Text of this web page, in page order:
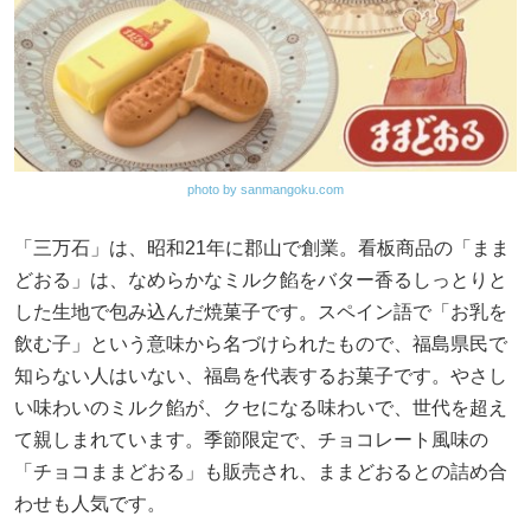
photo by sanmangoku.com
「三万石」は、昭和21年に郡山で創業。看板商品の「まま
どおる」は、なめらかなミルク餡をバター香るしっとりと
した生地で包み込んだ焼菓子です。スペイン語で「お乳を
飲む子」という意味から名づけられたもので、福島県民で
知らない人はいない、福島を代表するお菓子です。やさし
い味わいのミルク餡が、クセになる味わいで、世代を超え
て親しまれています。季節限定で、チョコレート風味の
「チョコままどおる」も販売され、ままどおるとの詰め合
わせも人気です。